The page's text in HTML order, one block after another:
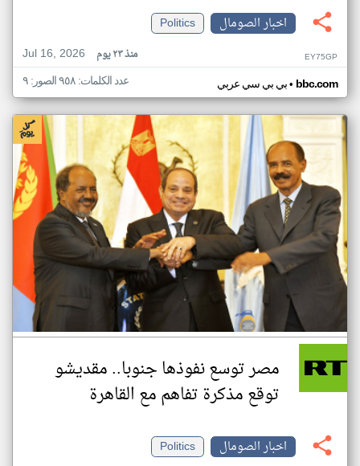
اخبار الصومال
Politics
Jul 16, 2026
منذ ٢٣ يوم EY75GP
بي بي سي عربي• bbc.com عدد الكلمات: ٩٥٨ الصور: ٩
مصر توسع نفوذها جنوبا.. مقديشو
توقع مذكرة تفاهم مع القاهرة
اخبار الصومال
Politics